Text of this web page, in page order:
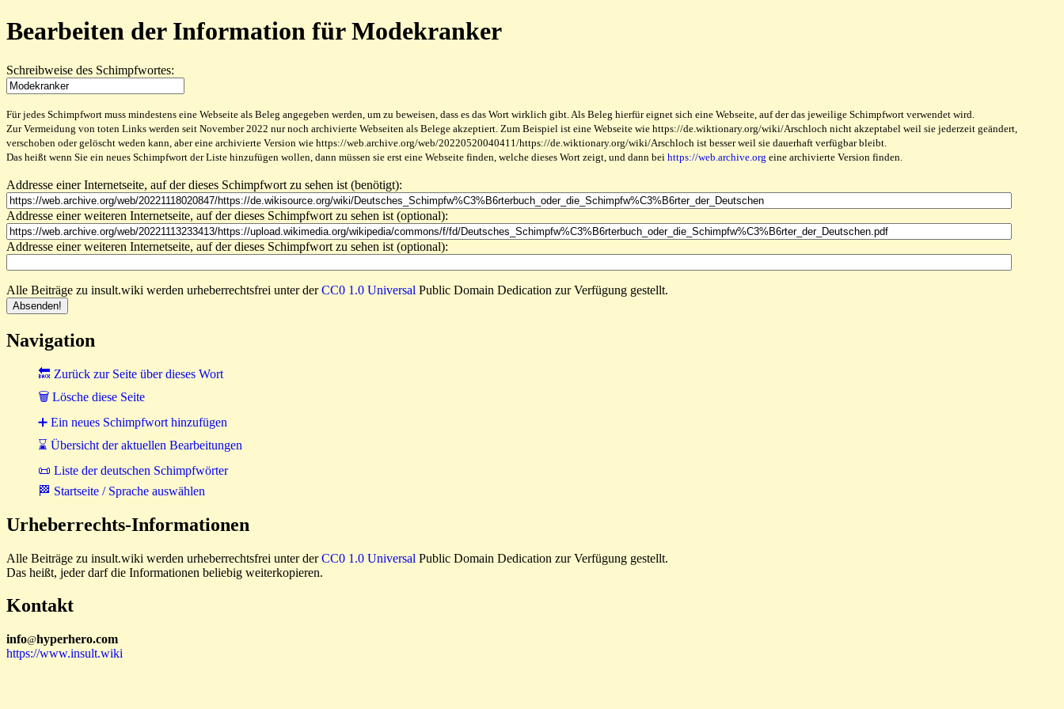
Bearbeiten der Information für Modekranker
Schreibweise des Schimpfwortes:
Für jedes Schimpfwort muss mindestens eine Webseite als Beleg angegeben werden, um zu beweisen, dass es das Wort wirklich gibt. Als Beleg hierfür eignet sich eine Webseite, auf der das jeweilige Schimpfwort verwendet wird.
Zur Vermeidung von toten Links werden seit November 2022 nur noch archivierte Webseiten als Belege akzeptiert. Zum Beispiel ist eine Webseite wie https://de.wiktionary.org/wiki/Arschloch nicht akzeptabel weil sie jederzeit geändert,
verschoben oder gelöscht weden kann, aber eine archivierte Version wie https://web.archive.org/web/20220520040411/https://de.wiktionary.org/wiki/Arschloch ist besser weil sie dauerhaft verfügbar bleibt.
Das heißt wenn Sie ein neues Schimpfwort der Liste hinzufügen wollen, dann müssen sie erst eine Webseite finden, welche dieses Wort zeigt, und dann bei https://web.archive.org eine archivierte Version finden.
Addresse einer Internetseite, auf der dieses Schimpfwort zu sehen ist (benötigt):
Addresse einer weiteren Internetseite, auf der dieses Schimpfwort zu sehen ist (optional):
Addresse einer weiteren Internetseite, auf der dieses Schimpfwort zu sehen ist (optional):
Alle Beiträge zu insult.wiki werden urheberrechtsfrei unter derCC0 1.0 Universal Public Domain Dedication zur Verfügung gestellt.
Navigation
🔙 Zurück zur Seite über dieses Wort
🗑 Lösche diese Seite
➕ Ein neues Schimpfwort hinzufügen
⌛ Übersicht der aktuellen Bearbeitungen
📜 Liste der deutschen Schimpfwörter
🏁 Startseite / Sprache auswählen
Urheberrechts-Informationen
Alle Beiträge zu insult.wiki werden urheberrechtsfrei unter derCC0 1.0 Universal Public Domain Dedication zur Verfügung gestellt.
Das heißt, jeder darf die Informationen beliebig weiterkopieren.
Kontakt
info@hyperhero.com
https://www.insult.wiki